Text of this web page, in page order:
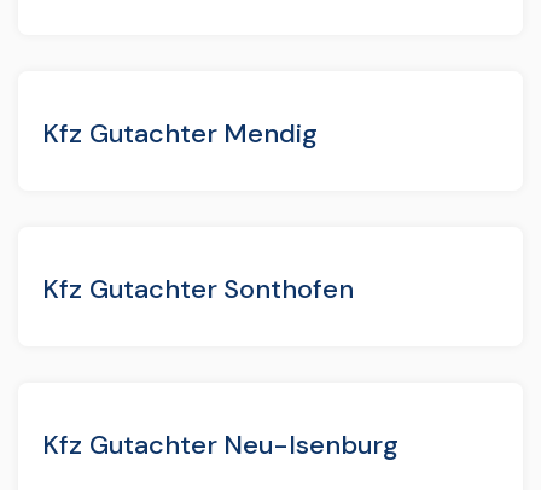
Kfz Gutachter Mendig
Kfz Gutachter Sonthofen
Kfz Gutachter Neu-Isenburg